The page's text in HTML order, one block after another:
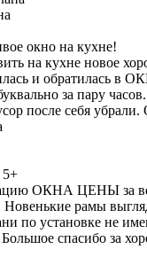
окно на кухне!
на кухне новое
и обратилась в
за пару
после себя убрали.
ОКНА ЦЕНЫ за
рамы
по установке не
спасибо за